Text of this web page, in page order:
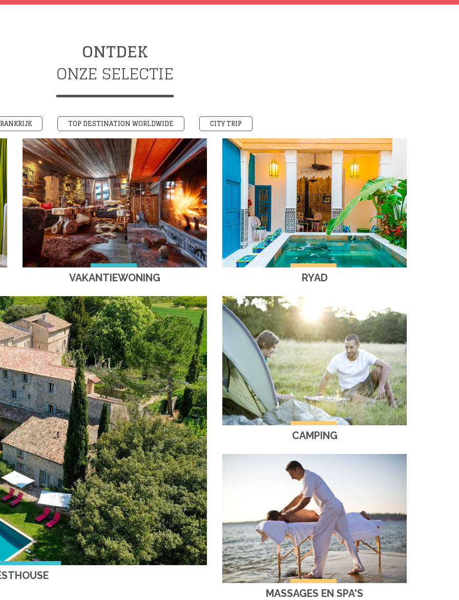
ONTDEK
ONZE SELECTIE
TOP DESTINATION WORLDWIDE CITY TRIP
VAKANTIEWONING RYAD
CAMPING
MASSAGES EN SPA'S